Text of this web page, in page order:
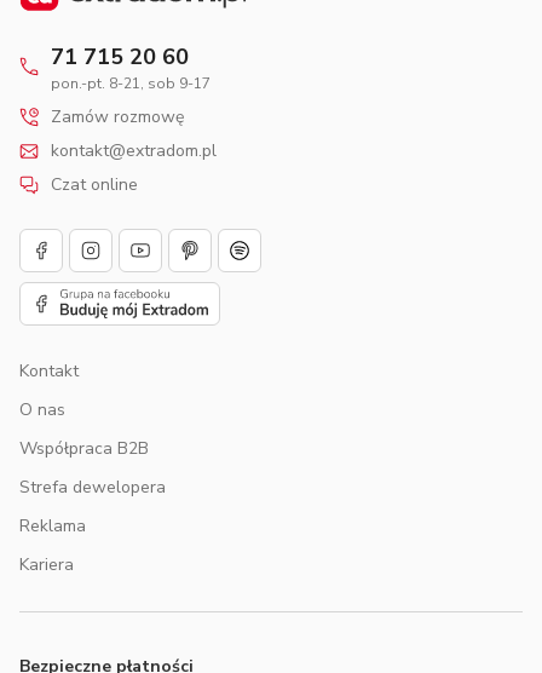
71 715 20 60
pon.-pt. 8-21, sob 9-17
Zamów rozmowę
kontakt@extradom.pl
Czat online
Kontakt
O nas
Współpraca B2B
Strefa dewelopera
Reklama
Kariera
Bezpieczne płatności